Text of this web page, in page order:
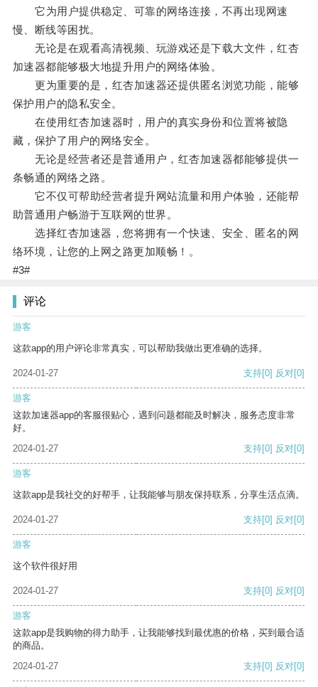
它为用户提供稳定、可靠的网络连接，不再出现网速
慢、断线等困扰。
无论是在观看高清视频、玩游戏还是下载大文件，红杏
加速器都能够极大地提升用户的网络体验。
更为重要的是，红杏加速器还提供匿名浏览功能，能够
保护用户的隐私安全。
在使用红杏加速器时，用户的真实身份和位置将被隐
藏，保护了用户的网络安全。
无论是经营者还是普通用户，红杏加速器都能够提供一
条畅通的网络之路。
它不仅可帮助经营者提升网站流量和用户体验，还能帮
助普通用户畅游于互联网的世界。
选择红杏加速器，您将拥有一个快速、安全、匿名的网
络环境，让您的上网之路更加顺畅！。
#3#
评论
游客
这款app的用户评论非常真实，可以帮助我做出更准确的选择。
2024-01-27 支持[0] 反对[0]
游客
这款加速器app的客服很贴心，遇到问题都能及时解决，服务态度非常
好。
2024-01-27
支持[0] 反对[0]
游客
这款app是我社交的好帮手，让我能够与朋友保持联系，分享生活点滴。
2024-01-27 支持[0] 反对[0]
游客
这个软件很好用
2024-01-27 支持[0] 反对[0]
游客
这款app是我购物的得力助手，让我能够找到最优惠的价格，买到最合适
的商品。
2024-01-27
支持[0] 反对[0]